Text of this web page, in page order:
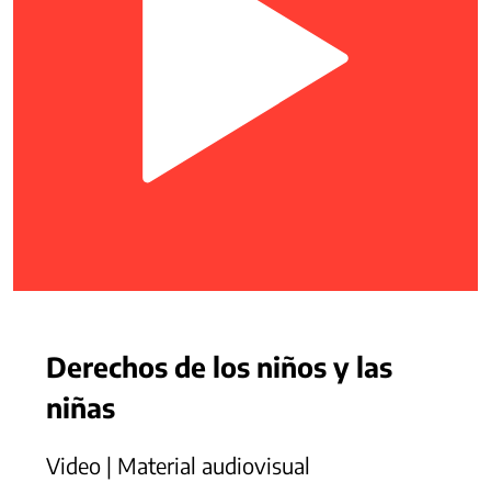
Derechos de los niños y las
niñas
Video | Material audiovisual